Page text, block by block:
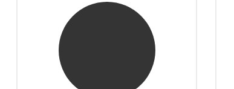
mw. mr. S. Gholamalian
NIVRE Register-Expert
“Als je de richting van de wind
niet kunt veranderen, verander
dan de stand van je zeilen.”